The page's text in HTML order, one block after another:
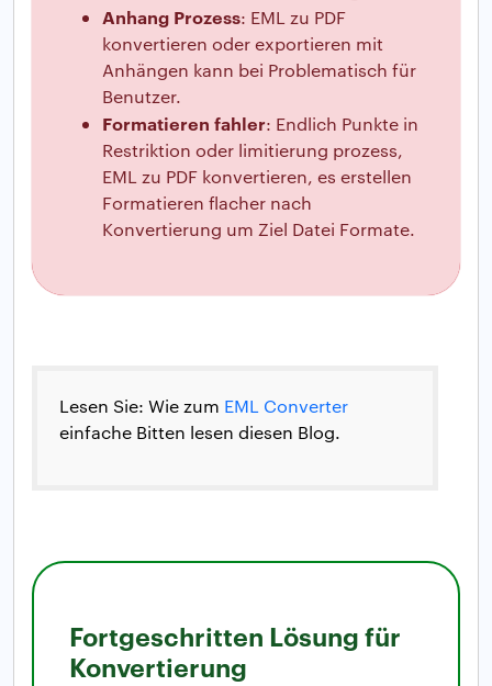
Anhang Prozess: EML zu PDF
konvertieren oder exportieren mit
Anhängen kann bei Problematisch für
Benutzer.
Formatieren fahler: Endlich Punkte in
Restriktion oder limitierung prozess,
EML zu PDF konvertieren, es erstellen
Formatieren flacher nach
Konvertierung um Ziel Datei Formate.
Lesen Sie: Wie zum EML Converter
einfache Bitten lesen diesen Blog.
Fortgeschritten Lösung für
Konvertierung